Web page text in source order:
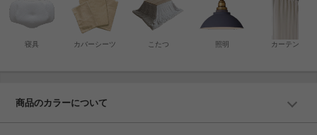
寝具 カバーシーツ こたつ カーテン
照明
商品のカラーについて